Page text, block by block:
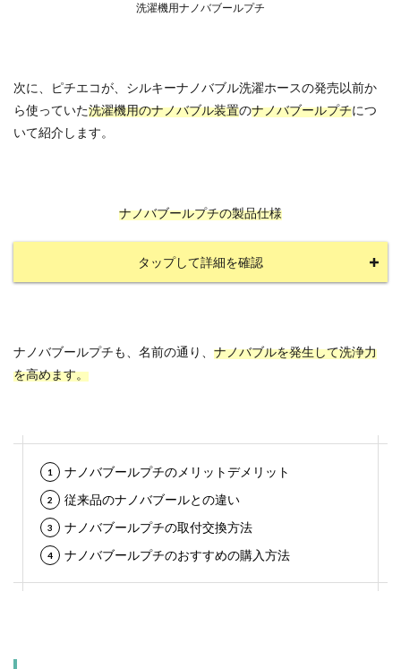
洗濯機用ナノバブールプチ
次に、ピチエコが、シルキーナノバブル洗濯ホースの発売以前か
ら使っていた洗濯機用のナノバブル装置のナノバブールプチにつ
いて紹介します。
ナノバブールプチの製品仕様
タップして詳細を確認
ナノバブールプチも、名前の通り、 ナノバブルを発生して洗浄力
を高めます。
ナノバブールプチのメリットデメリット
従来品のナノバブールとの違い
ナノバブールプチの取付交換方法
ナノバブールプチのおすすめの購入方法